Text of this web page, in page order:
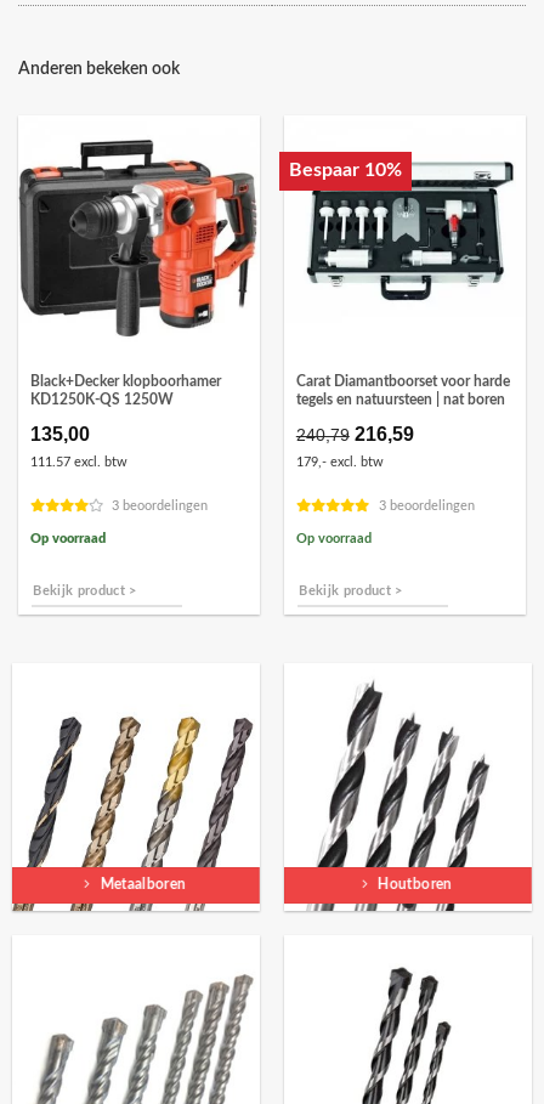
Anderen bekeken ook
Black+Decker klopboorhamer
KD1250K-QS 1250W
135,00
111.57 excl. btw
3 beoordelingen
Op voorraad
Bekijk product >
Bespaar 10%
Carat Diamantboorset voor harde
tegels en natuursteen | nat boren
240,79 Oorspronkelijke
prijs
was:
216,59Huidige
179,- excl. btw
3 beoordelingen
Op voorraad
Bekijk product >
Metaalboren Houtboren